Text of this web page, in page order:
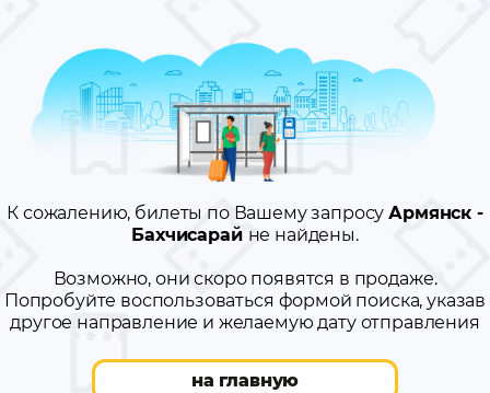
К сожалению, билеты по Вашему запросуАрмянск -
Бахчисарай не найдены.
Возможно, они скоро появятся в продаже.
Попробуйте воспользоваться формой поиска, указав
другое направление и желаемую дату отправления
на главную